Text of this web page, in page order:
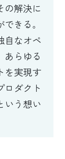
の解決に
きる。
自なオペ
あらゆる
を実現す
ロダクト
いう想い